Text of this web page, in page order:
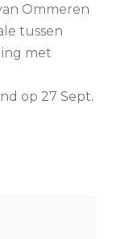
Ommeren
tussen
met
op 27 Sept.